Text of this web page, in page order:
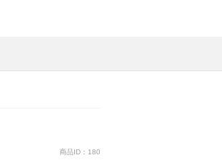
商品ID：180